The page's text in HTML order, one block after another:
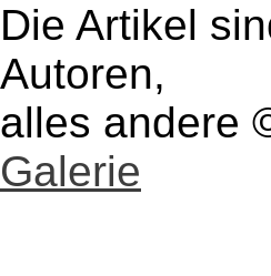
Die Artikel
Autoren,
alles andere
Galerie